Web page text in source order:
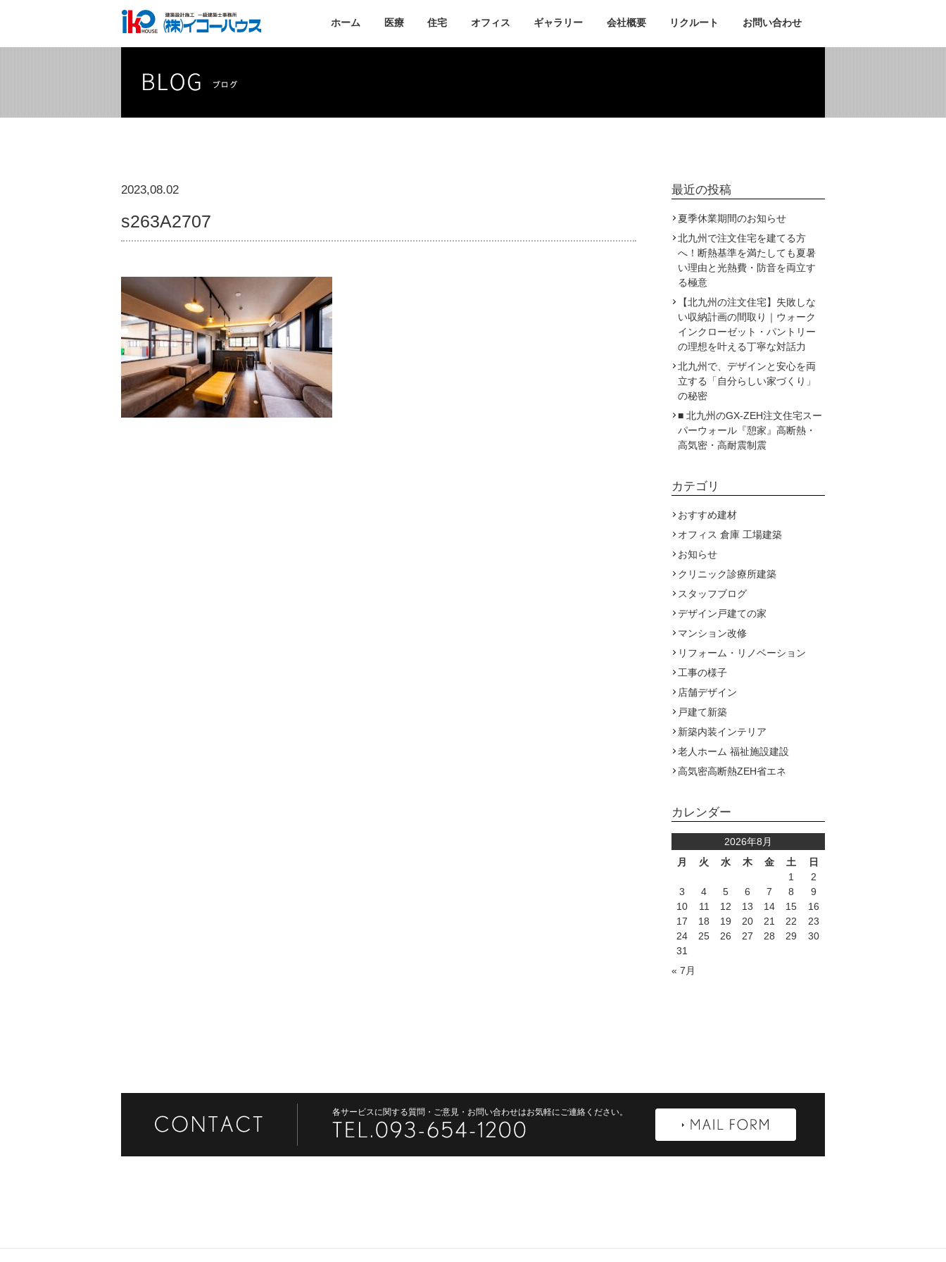
ホーム 医療
開業医療支援
不動産
住宅
リフォーム
リノベーション
オフィス ギャラリー 会社概要 リクルート お問い合わせ
2023,08.02
s263A2707
最近の投稿
夏季休業期間のお知らせ
北九州で注文住宅を建てる方
へ！断熱基準を満たしても夏暑
い理由と光熱費・防音を両立す
る極意
【北九州の注文住宅】失敗しな
い収納計画の間取り｜ウォーク
インクローゼット・パントリー
の理想を叶える丁寧な対話力
北九州で、デザインと安心を両
立する「自分らしい家づくり」
の秘密
■ 北九州のGX-ZEH注文住宅スー
パーウォール『憩家』高断熱・
高気密・高耐震制震
カテゴリ
おすすめ建材
オフィス 倉庫 工場建築
お知らせ
クリニック診療所建築
スタッフブログ
デザイン戸建ての家
マンション改修
リフォーム・リノベーション
工事の様子
店舗デザイン
戸建て新築
新築内装インテリア
老人ホーム 福祉施設建設
高気密高断熱ZEH省エネ
カレンダー
2026年8月
月
火 水 木 金 土 日
« 7月
1
2
3
4 5 6 7 8
9
10
11 12 13 14 15
16
17
18 19 20 21 22
23
24
25 26 27 28 29
30
31
各サービスに関する質問・ご意見・お問い合わせはお気軽にご連絡ください。